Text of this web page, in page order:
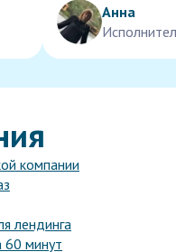
Анна
компании
лендинга
60 минут